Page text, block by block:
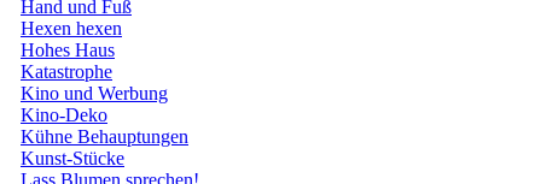
Hand und Fuß
Hexen hexen
Hohes Haus
Katastrophe
Kino und Werbung
Kino-Deko
Kühne Behauptungen
Kunst-Stücke
Lass Blumen sprechen!